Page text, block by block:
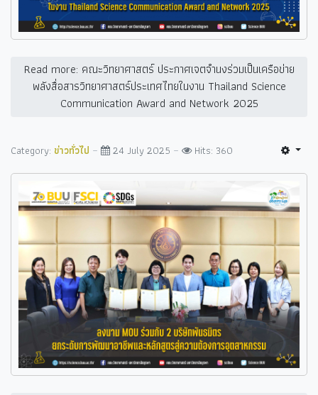
Read more: คณะวิทยาศาสตร์ ประกาศเจตจำนงร่วมเป็นเครือข่าย
พลังสื่อสารวิทยาศาสตร์ประเทศไทยในงาน Thailand Science
Communication Award and Network 2025
Category: ข่าวทั่วไป 24 July 2025 Hits: 360